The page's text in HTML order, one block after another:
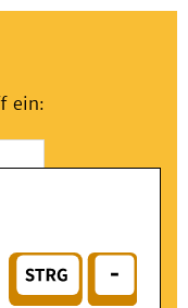
ein: